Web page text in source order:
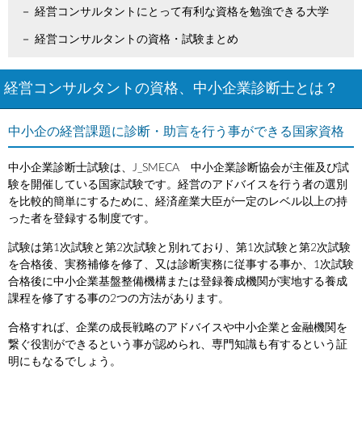
経営コンサルタントにとって有利な資格を勉強できる大学
経営コンサルタントの資格・試験まとめ
経営コンサルタントの資格、中小企業診断士とは？
中小企の経営課題に診断・助言を行う事ができる国家資格
中小企業診断士試験は、J_SMECA 中小企業診断協会が主催及び試
験を開催している国家試験です。経営のアドバイスを行う者の選別
を比較的簡単にするために、経済産業大臣が一定のレベル以上の持
った者を登録する制度です。
試験は第1次試験と第2次試験と別れており、第1次試験と第2次試験
を合格後、実務補修を修了、又は診断実務に従事する事か、1次試験
合格後に中小企業基盤整備機構または登録養成機関が実地する養成
課程を修了する事の2つの方法があります。
合格すれば、企業の成長戦略のアドバイスや中小企業と金融機関を
繋ぐ役割ができるという事が認められ、専門知識も有するという証
明にもなるでしょう。